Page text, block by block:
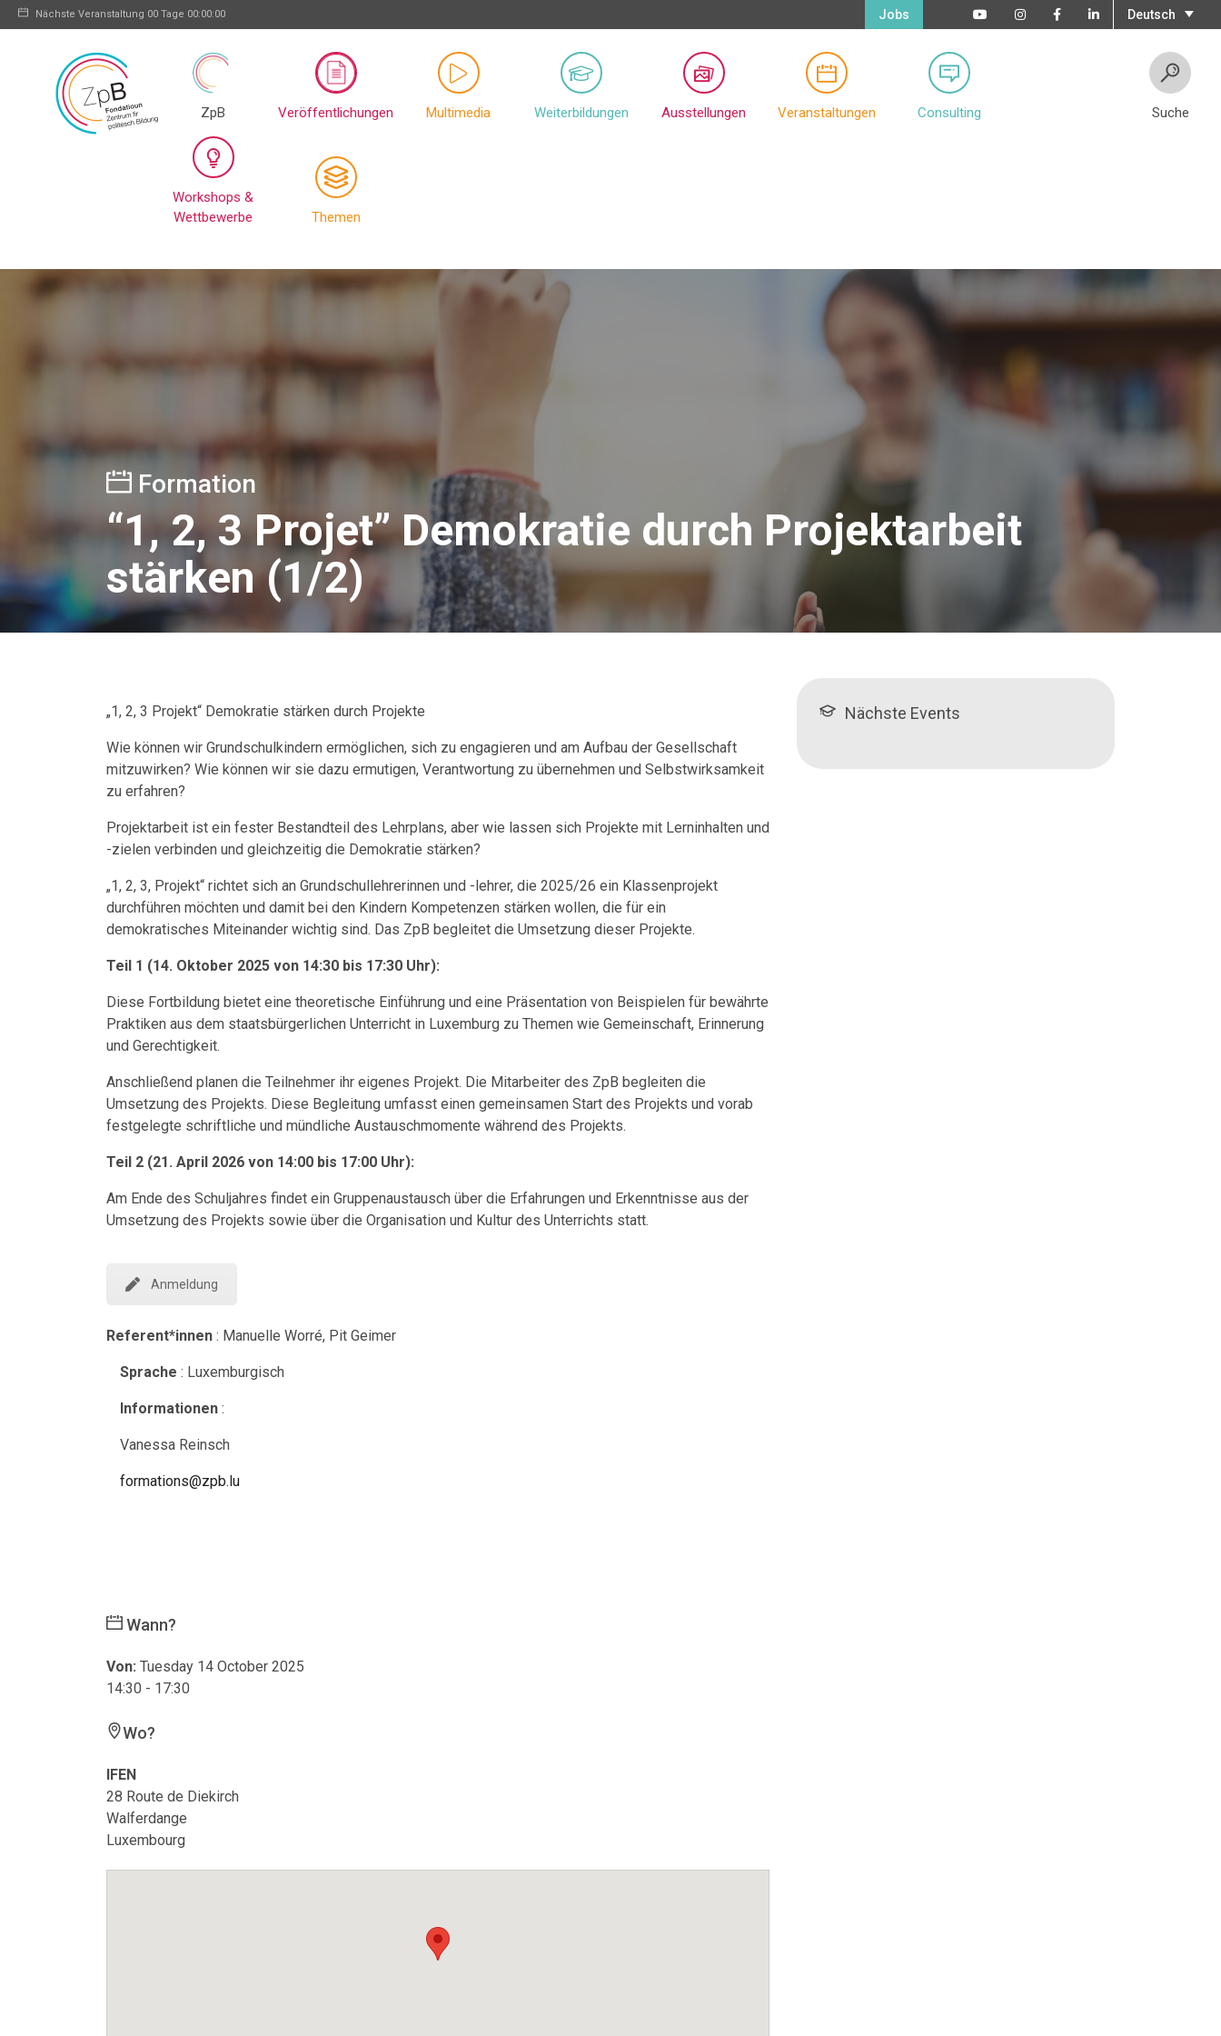
Nächste Veranstaltung 00 Tage 00:00:00 Deutsch
Jobs
ZpB Veröffentlichungen Multimedia Weiterbildungen Ausstellungen Veranstaltungen Consulting
Workshops &
Wettbewerbe
Themen
Suche
Formation
“1, 2, 3 Projet” Demokratie durch Projektarbeit
stärken (1/2)
„1, 2, 3 Projekt“ Demokratie stärken durch Projekte
Wie können wir Grundschulkindern ermöglichen, sich zu engagieren und am Aufbau der Gesellschaft
mitzuwirken? Wie können wir sie dazu ermutigen, Verantwortung zu übernehmen und Selbstwirksamkeit
zu erfahren?
Projektarbeit ist ein fester Bestandteil des Lehrplans, aber wie lassen sich Projekte mit Lerninhalten und
-zielen verbinden und gleichzeitig die Demokratie stärken?
„1, 2, 3, Projekt“ richtet sich an Grundschullehrerinnen und -lehrer, die 2025/26 ein Klassenprojekt
durchführen möchten und damit bei den Kindern Kompetenzen stärken wollen, die für ein
demokratisches Miteinander wichtig sind. Das ZpB begleitet die Umsetzung dieser Projekte.
Teil 1 (14. Oktober 2025 von 14:30 bis 17:30 Uhr):
Diese Fortbildung bietet eine theoretische Einführung und eine Präsentation von Beispielen für bewährte
Praktiken aus dem staatsbürgerlichen Unterricht in Luxemburg zu Themen wie Gemeinschaft, Erinnerung
und Gerechtigkeit.
Anschließend planen die Teilnehmer ihr eigenes Projekt. Die Mitarbeiter des ZpB begleiten die
Umsetzung des Projekts. Diese Begleitung umfasst einen gemeinsamen Start des Projekts und vorab
festgelegte schriftliche und mündliche Austauschmomente während des Projekts.
Teil 2 (21. April 2026 von 14:00 bis 17:00 Uhr):
Am Ende des Schuljahres findet ein Gruppenaustausch über die Erfahrungen und Erkenntnisse aus der
Umsetzung des Projekts sowie über die Organisation und Kultur des Unterrichts statt.
Anmeldung
Referent*innen : Manuelle Worré, Pit Geimer
Sprache : Luxemburgisch
Informationen :
Vanessa Reinsch
formations@zpb.lu
Wann?
Von: Tuesday 14 October 2025
14:30 - 17:30
Wo?
IFEN
28 Route de Diekirch
Walferdange
Luxembourg
Nächste Events